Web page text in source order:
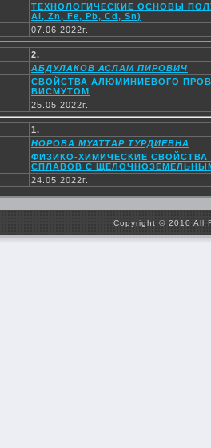
ТЕХНОЛОГИЧЕСКИЕ ОСНОВЫ
Al, Zn, Fe, Pb, Cd, Sn)
07.06.2022г.
2.
АБДУЛАКОВ АСЛАМ ПИРОВИЧ
СВОЙСТВА АЛЮМИНИЕВОГО
ВИСМУТОМ
25.05.2022г.
1.
НОРОВА МУАТТАР ТУРДИЕВНА
ФИЗИКО-ХИМИЧЕСКИЕ
СПЛАВОВ С
24.05.2022г.
Copyright © 2010 All